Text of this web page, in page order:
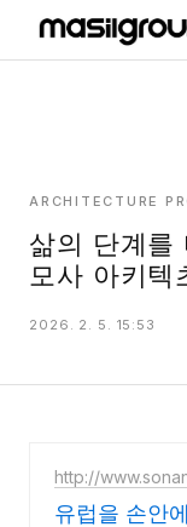
ARCHITECTURE
삶의 단계를
모사 아키텍
2026. 2. 5. 15:53
http://
유럽을 손안